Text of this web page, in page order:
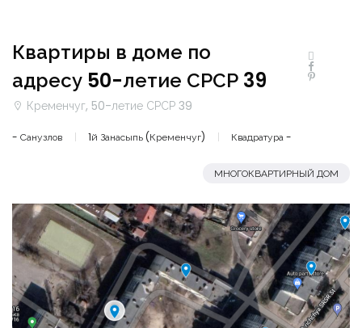
Квартиры в доме по
адресу 50-летие СРСР 39
Кременчуг, 50-летие СРСР 39
- Санузлов 1й Занасыпь (Кременчуг) Квадратура -
МНОГОКВАРТИРНЫЙ ДОМ